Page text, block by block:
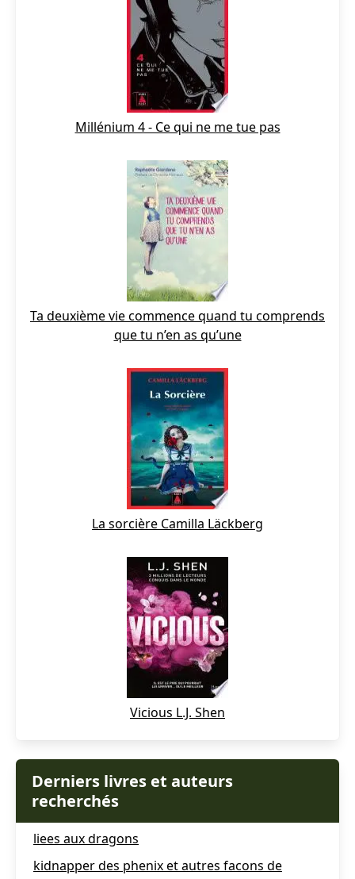
Millénium 4 - Ce qui ne me tue pas
Ta deuxième vie commence quand tu comprends
que tu n’en as qu’une
La sorcière Camilla Läckberg
Vicious L.J. Shen
Derniers livres et auteurs
recherchés
liees aux dragons
kidnapper des phenix et autres facons de